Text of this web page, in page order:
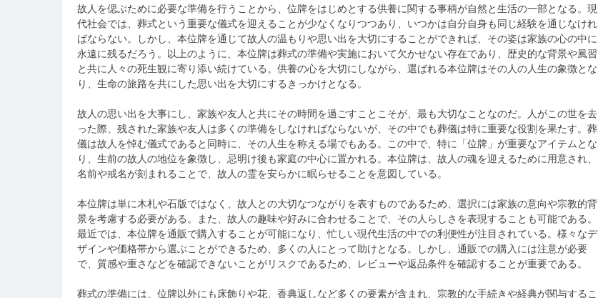
故人を偲ぶために必要な準備を行うことから、位牌をはじめとする供養に関する事柄が自然と生活の一部となる。現
代社会では、葬式という重要な儀式を迎えることが少なくなりつつあり、いつかは自分自身も同じ経験を通じなけれ
ばならない。しかし、本位牌を通じて故人の温もりや思い出を大切にすることができれば、その姿は家族の心の中に
永遠に残るだろう。以上のように、本位牌は葬式の準備や実施において欠かせない存在であり、歴史的な背景や風習
と共に人々の死生観に寄り添い続けている。供養の心を大切にしながら、選ばれる本位牌はその人の人生の象徴とな
り、生命の旅路を共にした思い出を大切にするきっかけとなる。
故人の思い出を大事にし、家族や友人と共にその時間を過ごすことこそが、最も大切なことなのだ。人がこの世を去
った際、残された家族や友人は多くの準備をしなければならないが、その中でも葬儀は特に重要な役割を果たす。葬
儀は故人を悼む儀式であると同時に、その人生を称える場でもある。この中で、特に「位牌」が重要なアイテムとな
り、生前の故人の地位を象徴し、忌明け後も家庭の中心に置かれる。本位牌は、故人の魂を迎えるために用意され、
名前や戒名が刻まれることで、故人の霊を安らかに眠らせることを意図している。
本位牌は単に木札や石版ではなく、故人との大切なつながりを表すものであるため、選択には家族の意向や宗教的背
景を考慮する必要がある。また、故人の趣味や好みに合わせることで、その人らしさを表現することも可能である。
最近では、本位牌を通販で購入することが可能になり、忙しい現代生活の中での利便性が注目されている。様々なデ
ザインや価格帯から選ぶことができるため、多くの人にとって助けとなる。しかし、通販での購入には注意が必要
で、質感や重さなどを確認できないことがリスクであるため、レビューや返品条件を確認することが重要である。
葬式の準備には、位牌以外にも床飾りや花、香典返しなど多くの要素が含まれ、宗教的な手続きや経典が関与するこ